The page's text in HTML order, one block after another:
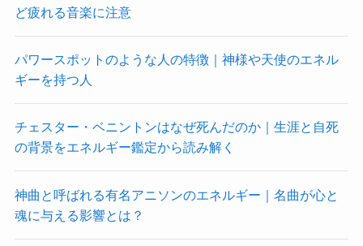
ど疲れる音楽に注意
パワースポットのような人の特徴｜神様や天使のエネル
ギーを持つ人
チェスター・ベニントンはなぜ死んだのか｜生涯と自死
の背景をエネルギー鑑定から読み解く
神曲と呼ばれる有名アニソンのエネルギー｜名曲が心と
魂に与える影響とは？